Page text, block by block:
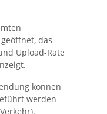
das
Upload-Rate
können
werden